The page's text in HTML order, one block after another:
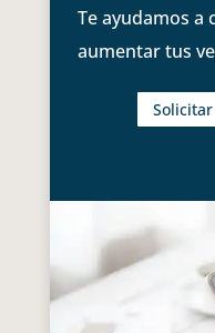
Te ayudamos a
aumentar tus